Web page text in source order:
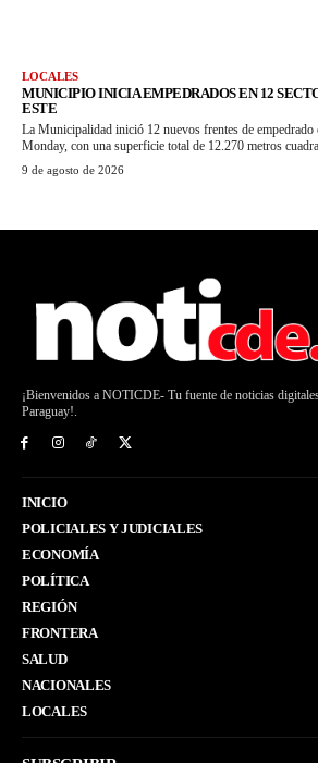
LOCALES
MUNICIPIO INICIA EMPEDRADOS EN 12
ESTE
La Municipalidad inició 12 nuevos frentes de empedrado
Monday, con una superficie total de 12.270 metros
9 de agosto de 2026
¡Bienvenidos a NOTICDE- Tu fuente de noticias
Paraguay!.
INICIO
POLICIALES Y JUDICIALES
ECONOMÍA
POLÍTICA
REGIÓN
FRONTERA
SALUD
NACIONALES
LOCALES